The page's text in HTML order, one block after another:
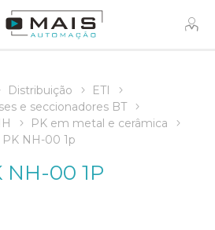
Distribuição
ETI
e seccionadores BT
PK em metal e cerâmica
PK NH-00 1p
NH-00 1P